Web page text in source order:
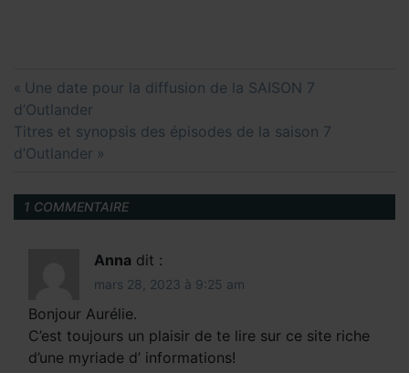
Navigation
de
l’article
Previous
Post:
Une date pour la diffusion de la SAISON 7
d’Outlander
Next
Post:
Titres et synopsis des épisodes de la saison 7
d’Outlander
1 COMMENTAIRE
Anna dit :
mars 28, 2023 à 9:25 am
Bonjour Aurélie.
C’est toujours un plaisir de te lire sur ce site riche
d’une myriade d’ informations!